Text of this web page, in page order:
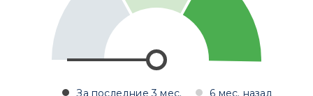
За последние 3 мес. 6 мес. назад